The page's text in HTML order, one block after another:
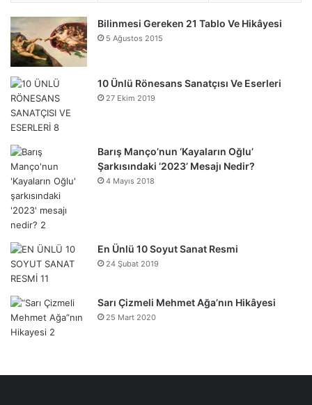
Bilinmesi Gereken 21 Tablo Ve Hikâyesi
5 Ağustos 2015
10 Ünlü Rönesans Sanatçısı Ve Eserleri
27 Ekim 2019
Barış Manço’nun ‘Kayaların Oğlu’
Şarkısındaki ‘2023’ Mesajı Nedir?
4 Mayıs 2018
En Ünlü 10 Soyut Sanat Resmi
24 Şubat 2019
Sarı Çizmeli Mehmet Ağa’nın Hikâyesi
25 Mart 2020